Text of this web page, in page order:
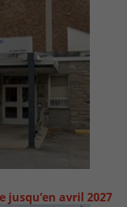
jusqu’en avril 2027